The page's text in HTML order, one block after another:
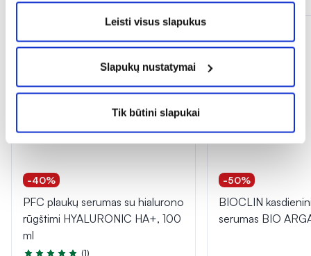
Leisti visus slapukus
Slapukų nustatymai
Tik būtini slapukai
-40%
PFC plaukų serumas su hialurono
rūgštimi HYALURONIC HA+, 100
ml
(1)
-50%
BIOCLIN
serumas BIO